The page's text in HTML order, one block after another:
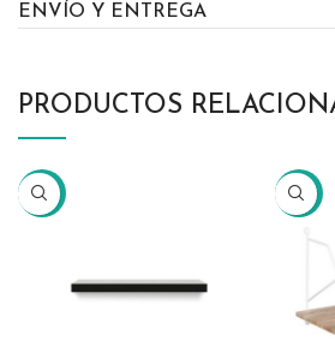
ENVÍO Y ENTREGA
PRODUCTOS
-23% -5%